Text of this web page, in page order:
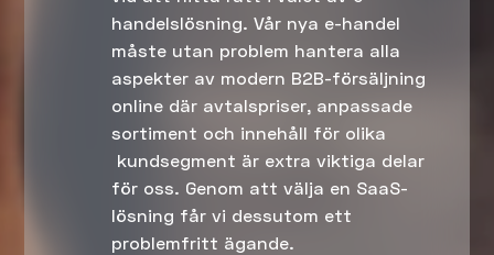
handelslösning. Vår nya e-handel
måste utan problem hantera alla
aspekter av modern B2B-försäljning
online där avtalspriser, anpassade
sortiment och innehåll för olika
kundsegment är extra viktiga delar
för oss. Genom att välja en SaaS-
lösning får vi dessutom ett
problemfritt ägande.